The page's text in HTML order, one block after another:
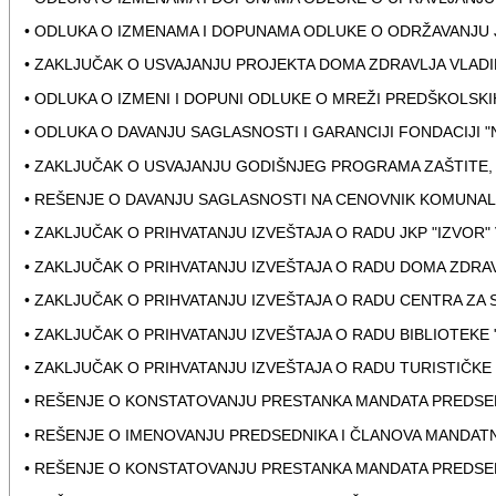
• ODLUKA O IZMENAMA I DOPUNAMA ODLUKE O
• ZAKLJUČAK O USVAJANJU PROJEKTA DOMA ZDRAVLJA
• ODLUKA O IZMENI I DOPUNI ODLUKE O MREŽI
• ODLUKA O DAVANJU SAGLASNOSTI I GARANCIJI FONDACIJI
• ZAKLJUČAK O USVAJANJU GODIŠNJEG PROGRAMA
• REŠENJE O DAVANJU SAGLASNOSTI NA CENOVNIK
• ZAKLJUČAK O PRIHVATANJU IZVEŠTAJA O RADU JKP
• ZAKLJUČAK O PRIHVATANJU IZVEŠTAJA O RADU DOMA
• ZAKLJUČAK O PRIHVATANJU IZVEŠTAJA O RADU CENTRA
• ZAKLJUČAK O PRIHVATANJU IZVEŠTAJA O RADU
• ZAKLJUČAK O PRIHVATANJU IZVEŠTAJA O RADU
• REŠENJE O KONSTATOVANJU PRESTANKA MANDATA
• REŠENJE O IMENOVANJU PREDSEDNIKA I ČLANOVA
• REŠENJE O KONSTATOVANJU PRESTANKA MANDATA